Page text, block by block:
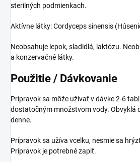
sterilných podmienkach.
Aktívne látky: Cordyceps sinensis
Neobsahuje lepok, sladidlá, laktózu.
a konzervačné látky.
Použitie / Dávkovanie
Prípravok sa môže užívať v dávke 2-6
dostatočným množstvom vody. Obvyklá
denne.
Prípravok sa užíva vcelku, nesmie sa
Prípravok je potrebné zapiť.